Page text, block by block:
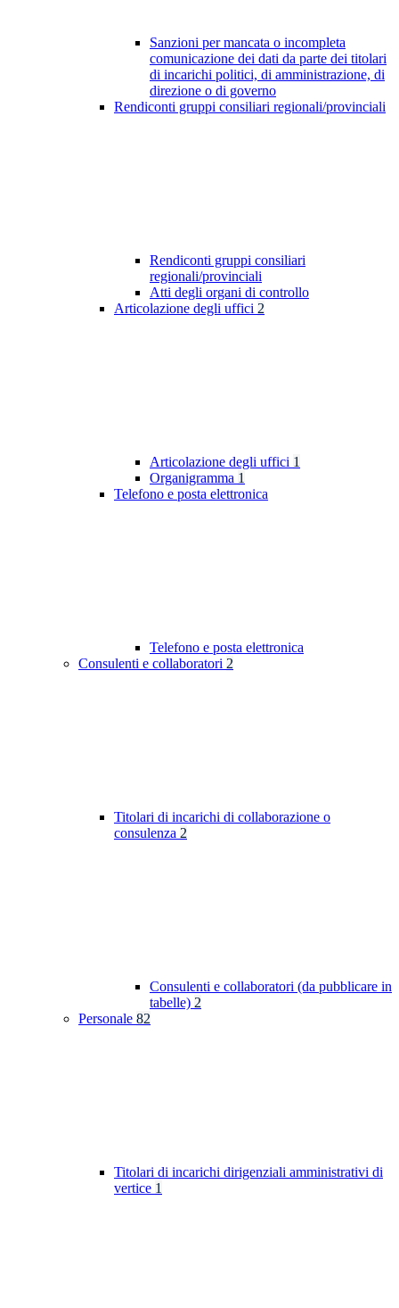
Sanzioni per mancata o incompleta
comunicazione dei dati da parte dei titolari
di incarichi politici, di amministrazione, di
direzione o di governo
Rendiconti gruppi consiliari regionali/provinciali
Rendiconti gruppi consiliari
regionali/provinciali
Atti degli organi di controllo
Articolazione degli uffici 2
Articolazione degli uffici 1
Organigramma 1
Telefono e posta elettronica
Telefono e posta elettronica
Consulenti e collaboratori 2
Titolari di incarichi di collaborazione o
consulenza 2
Consulenti e collaboratori (da pubblicare in
tabelle) 2
Personale 82
Titolari di incarichi dirigenziali amministrativi di
vertice 1